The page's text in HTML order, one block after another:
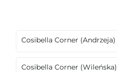
Cosibella Corner (Andrzeja)
Cosibella Corner (Wileńska)